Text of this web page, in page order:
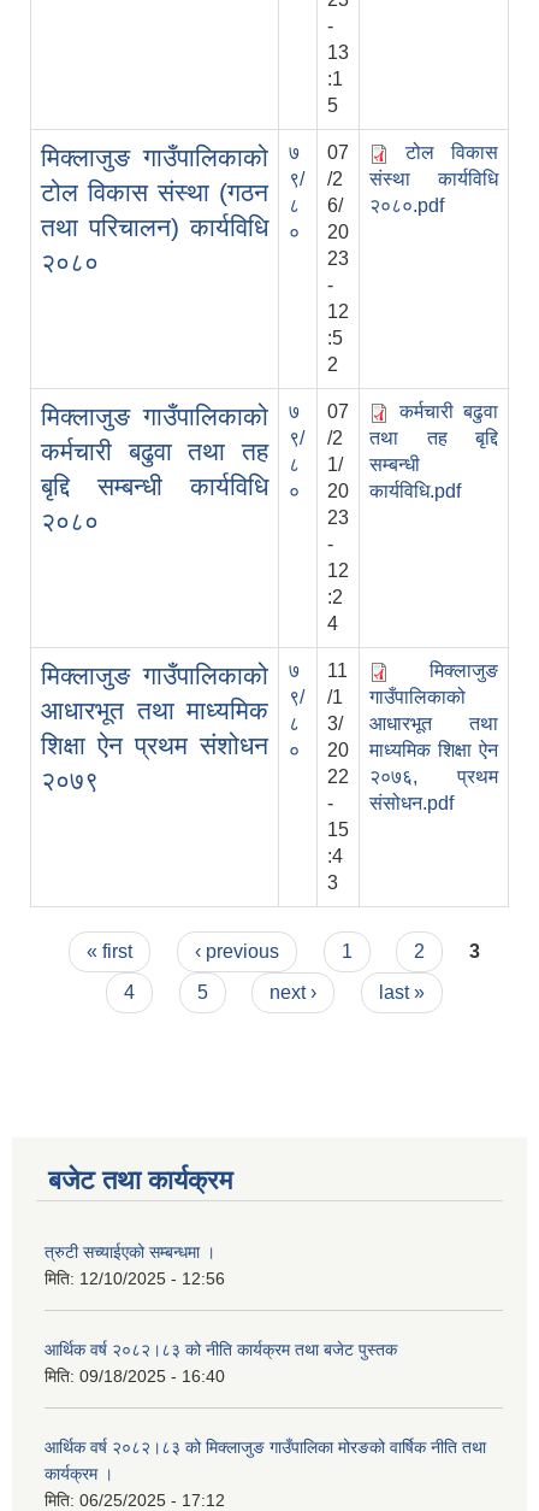
-
13
:1
5
मिक्लाजुङ गाउँपालिकाको
टोल विकास संस्था (गठन
तथा परिचालन) कार्यविधि
२०८०
७
९/
८
०
07
/2
6/
20
23
-
12
:5
2
टोल विकास
संस्था कार्यविधि
२०८०.pdf
मिक्लाजुङ गाउँपालिकाको
कर्मचारी बढुवा तथा तह
बृद्दि सम्बन्धी कार्यविधि
२०८०
७
९/
८
०
07
/2
1/
20
23
-
12
:2
4
कर्मचारी बढुवा
तथा तह बृद्दि
सम्बन्धी
कार्यविधि.pdf
मिक्लाजुङ गाउँपालिकाको
आधारभूत तथा माध्यमिक
शिक्षा ऐन प्रथम संशोधन
२०७९
७
९/
८
०
11
/1
3/
20
22
-
15
:4
3
मिक्लाजुङ
गाउँपालिकाको
आधारभूत तथा
माध्यमिक शिक्षा ऐन
२०७६, प्रथम
संसोधन.pdf
Pages
« first ‹ previous 1 2
3
4
5 next › last »
बजेट तथा कार्यक्रम
त्रुटी सच्याईएको सम्बन्धमा ।
मिति: 12/10/2025 - 12:56
आर्थिक वर्ष २०८२।८३ को नीति कार्यक्रम तथा बजेट पुस्तक
मिति: 09/18/2025 - 16:40
आर्थिक वर्ष २०८२।८३ को मिक्लाजुङ गाउँपालिका मोरङको वार्षिक नीति तथा
कार्यक्रम ।
मिति: 06/25/2025 - 17:12